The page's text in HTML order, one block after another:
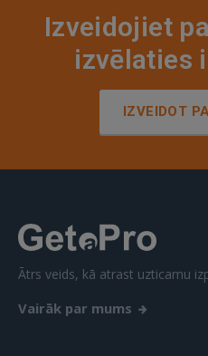
Izveidojiet
izvēlaties
IZVEIDOT
Ātrs veids, kā atrast uzticamu
Vairāk par mums